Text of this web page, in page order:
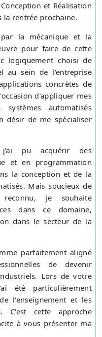
et Réalisation
la rentrée prochaine.
la mécanique et la
pour faire de cette
logiquement choisi de
au sein de l'entreprise
concrètes de
d'appliquer mes
automatisés
désir de me spécialiser
pu acquérir des
et en programmation
la conception et de la
Mais soucieux de
je souhaite
dans ce domaine,
dans le secteur de la
parfaitement aligné
de devenir
Lors de votre
été particulièrement
l'enseignement et les
C'est cette approche
à vous présenter ma